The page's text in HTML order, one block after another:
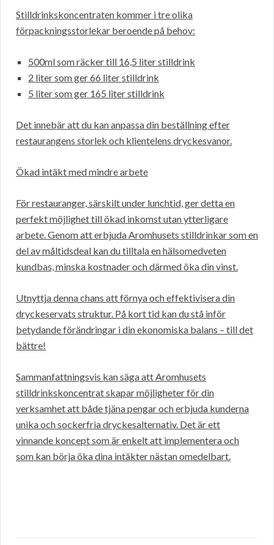
Stilldrinkskoncentraten kommer i tre olika
förpackningsstorlekar beroende på behov:
500ml som räcker till 16,5 liter stilldrink
2 liter som ger 66 liter stilldrink
5 liter som ger 165 liter stilldrink
Det innebär att du kan anpassa din beställning efter
restaurangens storlek och klientelens dryckesvanor.
Ökad intäkt med mindre arbete
För restauranger, särskilt under lunchtid, ger detta en
perfekt möjlighet till ökad inkomst utan ytterligare
arbete. Genom att erbjuda Aromhusets stilldrinkar som en
del av måltidsdeal kan du tilltala en hälsomedveten
kundbas, minska kostnader och därmed öka din vinst.
Utnyttja denna chans att förnya och effektivisera din
dryckeservats struktur. På kort tid kan du stå inför
betydande förändringar i din ekonomiska balans – till det
bättre!
Sammanfattningsvis kan säga att Aromhusets
stilldrinkskoncentrat skapar möjligheter för din
verksamhet att både tjäna pengar och erbjuda kunderna
unika och sockerfria dryckesalternativ. Det är ett
vinnande koncept som är enkelt att implementera och
som kan börja öka dina intäkter nästan omedelbart.